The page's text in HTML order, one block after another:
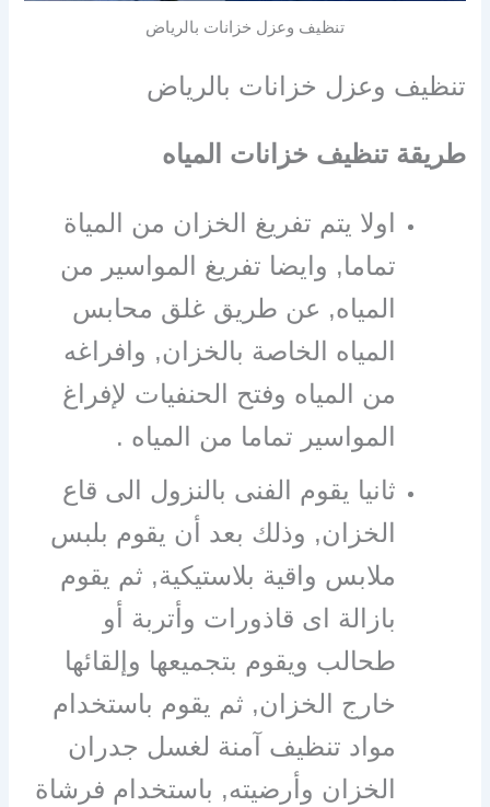
تنظيف وعزل خزانات بالرياض
تنظيف وعزل خزانات بالرياض
طريقة تنظيف خزانات المياه
اولا يتم تفريغ الخزان من المياة
تماما, وايضا تفريغ المواسير من
المياه, عن طريق غلق محابس
المياه الخاصة بالخزان, وافراغه
من المياه وفتح الحنفيات لإفراغ
المواسير تماما من المياه .
ثانيا يقوم الفنى بالنزول الى قاع
الخزان, وذلك بعد أن يقوم بلبس
ملابس واقية بلاستيكية, ثم يقوم
بازالة اى قاذورات وأتربة أو
طحالب ويقوم بتجميعها وإلقائها
خارج الخزان, ثم يقوم باستخدام
مواد تنظيف آمنة لغسل جدران
الخزان وأرضيته, باستخدام فرشاة